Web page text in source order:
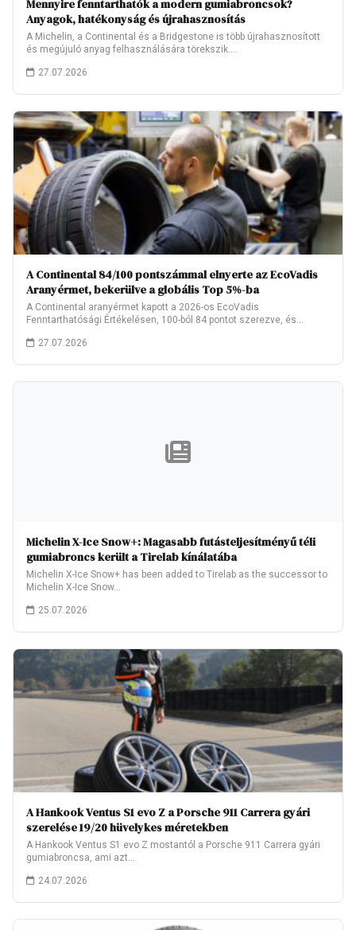
Mennyire fenntarthatók a modern gumiabroncsok?
Anyagok, hatékonyság és újrahasznosítás
A Michelin, a Continental és a Bridgestone is több újrahasznosított
és megújuló anyag felhasználására törekszik.…
27.07.2026
A Continental 84/100 pontszámmal elnyerte az EcoVadis
Aranyérmet, bekerülve a globális Top 5%-ba
A Continental aranyérmet kapott a 2026-os EcoVadis
Fenntarthatósági Értékelésen, 100-ból 84 pontot szerezve, és
27.07.2026
Michelin X-Ice Snow+: Magasabb futásteljesítményű téli
gumiabroncs került a Tirelab kínálatába
Michelin X-Ice Snow+ has been added to Tirelab as the successor to
Michelin X-Ice Snow…
25.07.2026
A Hankook Ventus S1 evo Z a Porsche 911 Carrera gyári
szerelése 19/20 hüvelykes méretekben
A Hankook Ventus S1 evo Z mostantól a Porsche 911 Carrera gyári
gumiabroncsa, ami azt…
24.07.2026